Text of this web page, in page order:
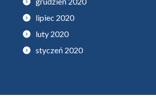
lipiec 2020
luty 2020
styczeń 2020